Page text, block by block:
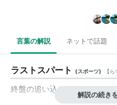
言葉の解説 ネットで話題
ラストスパート (スポーツ) 【 ら
終盤の追い込み
解説の続き